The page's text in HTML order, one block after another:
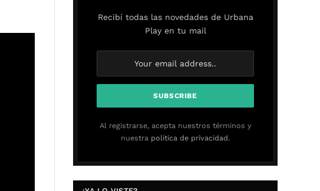
Recibí todas las novedades de Urbana
Play en tu mail
Al registrarse, acepta nuestros términos y
nuestra política de privacidad.